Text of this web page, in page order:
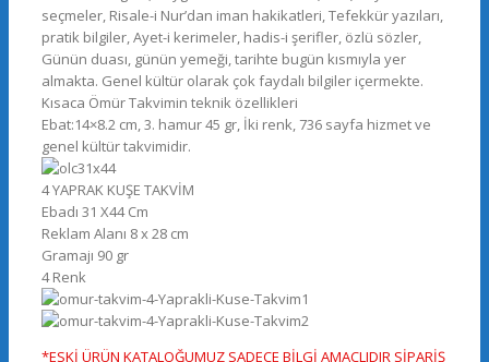
seçmeler, Risale-i Nur’dan iman hakikatleri, Tefekkür yazıları,
pratik bilgiler, Ayet-i kerimeler, hadis-i şerifler, özlü sözler,
Günün duası, günün yemeği, tarihte bugün kısmıyla yer
almakta. Genel kültür olarak çok faydalı bilgiler içermekte.
Kısaca Ömür Takvimin teknik özellikleri
Ebat:14×8.2 cm, 3. hamur 45 gr, İki renk, 736 sayfa hizmet ve
genel kültür takvimidir.
4 YAPRAK KUŞE TAKVİM
Ebadı 31 X44 Cm
Reklam Alanı 8 x 28 cm
Gramajı 90 gr
4 Renk
*ESKİ ÜRÜN KATALOĞUMUZ SADECE BİLGİ AMAÇLIDIR SİPARİŞ